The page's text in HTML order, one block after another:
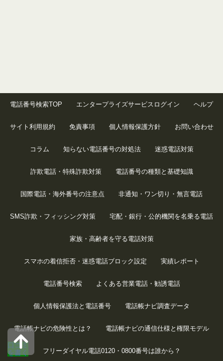
口コミ
を書く
電話番号検索TOP エンタープライズサービスログイン ヘルプ
サイト利用規約 免責事項 個人情報保護方針 お問い合わせ
コラム 知らない電話番号の対処法 迷惑電話対策
詐欺電話・特殊詐欺対策 電話番号の種類と基礎知識
国際電話・海外番号の注意点 非通知・ワン切り・無言電話
SMS詐欺・フィッシング対策 宅配・銀行・公的機関を名乗る電話
家族・高齢者を守る電話対策
スマホの着信拒否・迷惑電話ブロック設定 実績レポート
電話番号検索 よくある営業電話・勧誘電話
個人情報保護法と電話番号 電話帳ナビ調査データ
電話帳ナビの危険性とは？ 電話帳ナビの通信仕様と権限モデル
フリーダイヤル電話0120・0800番号は誰から？